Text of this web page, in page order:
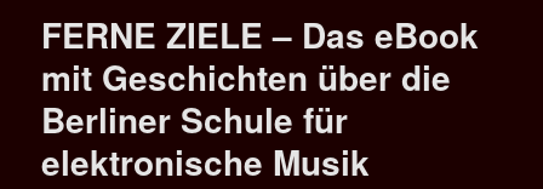
18.10.1951
†
FERNE ZIELE – Das eBook
mit Geschichten über die
Berliner Schule für
elektronische Musik